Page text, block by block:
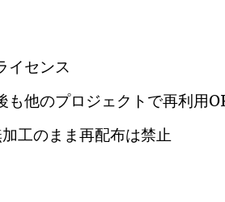
イセンス
他のプロジェクトで再利用
工のまま再配布は禁止